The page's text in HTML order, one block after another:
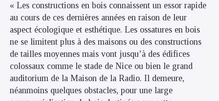
« Les constructions en bois connaissent un essor rapide
au cours de ces dernières années en raison de leur
aspect écologique et esthétique. Les ossatures en bois
ne se limitent plus à des maisons ou des constructions
de tailles moyennes mais vont jusqu’à des édifices
colossaux comme le stade de Nice ou bien le grand
auditorium de la Maison de la Radio. Il demeure,
néanmoins quelques obstacles, pour une large